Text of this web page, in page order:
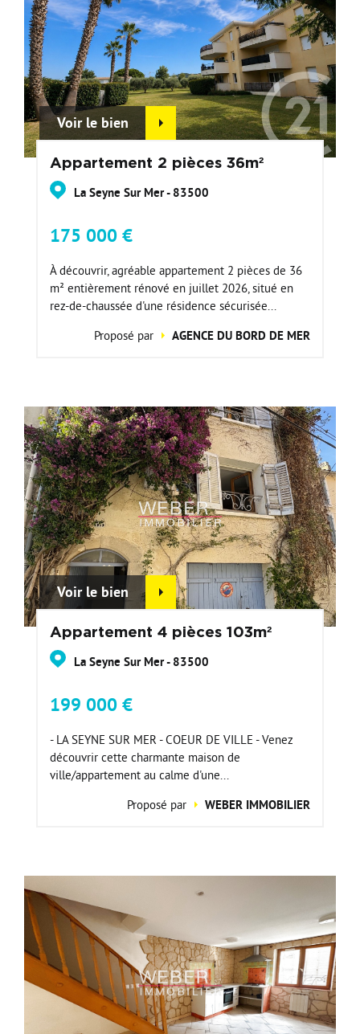
Voir le bien
Appartement 2 pièces 36m²
La Seyne Sur Mer - 83500
175 000 €
À découvrir, agréable appartement 2 pièces de 36
m² entièrement rénové en juillet 2026, situé en
rez-de-chaussée d'une résidence sécurisée...
Proposé par
AGENCE DU BORD DE MER
Voir le bien
Appartement 4 pièces 103m²
La Seyne Sur Mer - 83500
199 000 €
- LA SEYNE SUR MER - COEUR DE VILLE - Venez
découvrir cette charmante maison de
ville/appartement au calme d'une...
Proposé par
WEBER IMMOBILIER